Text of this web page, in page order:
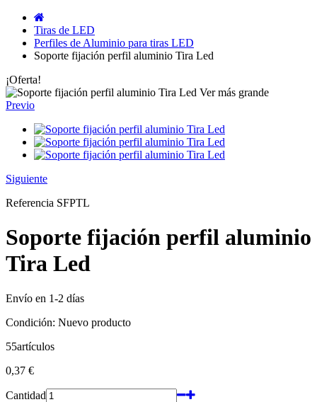
Tiras de LED
Perfiles de Aluminio para tiras LED
Soporte fijación perfil aluminio Tira Led
¡Oferta!
Ver más grande
Previo
Siguiente
Referencia SFPTL
Soporte fijación perfil aluminio
Tira Led
Envío en 1-2 días
Condición: Nuevo producto
55artículos
0,37 €
Cantidad